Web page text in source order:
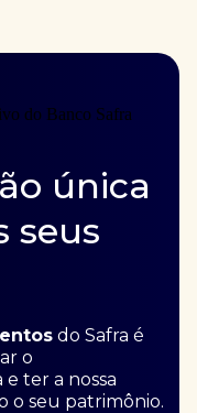
única
seus
do Safra é
o
ter a nossa
o seu patrimônio.